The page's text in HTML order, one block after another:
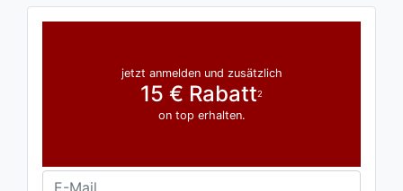
jetzt anmelden und zusätzlich
15 € Rabatt2
on top erhalten.